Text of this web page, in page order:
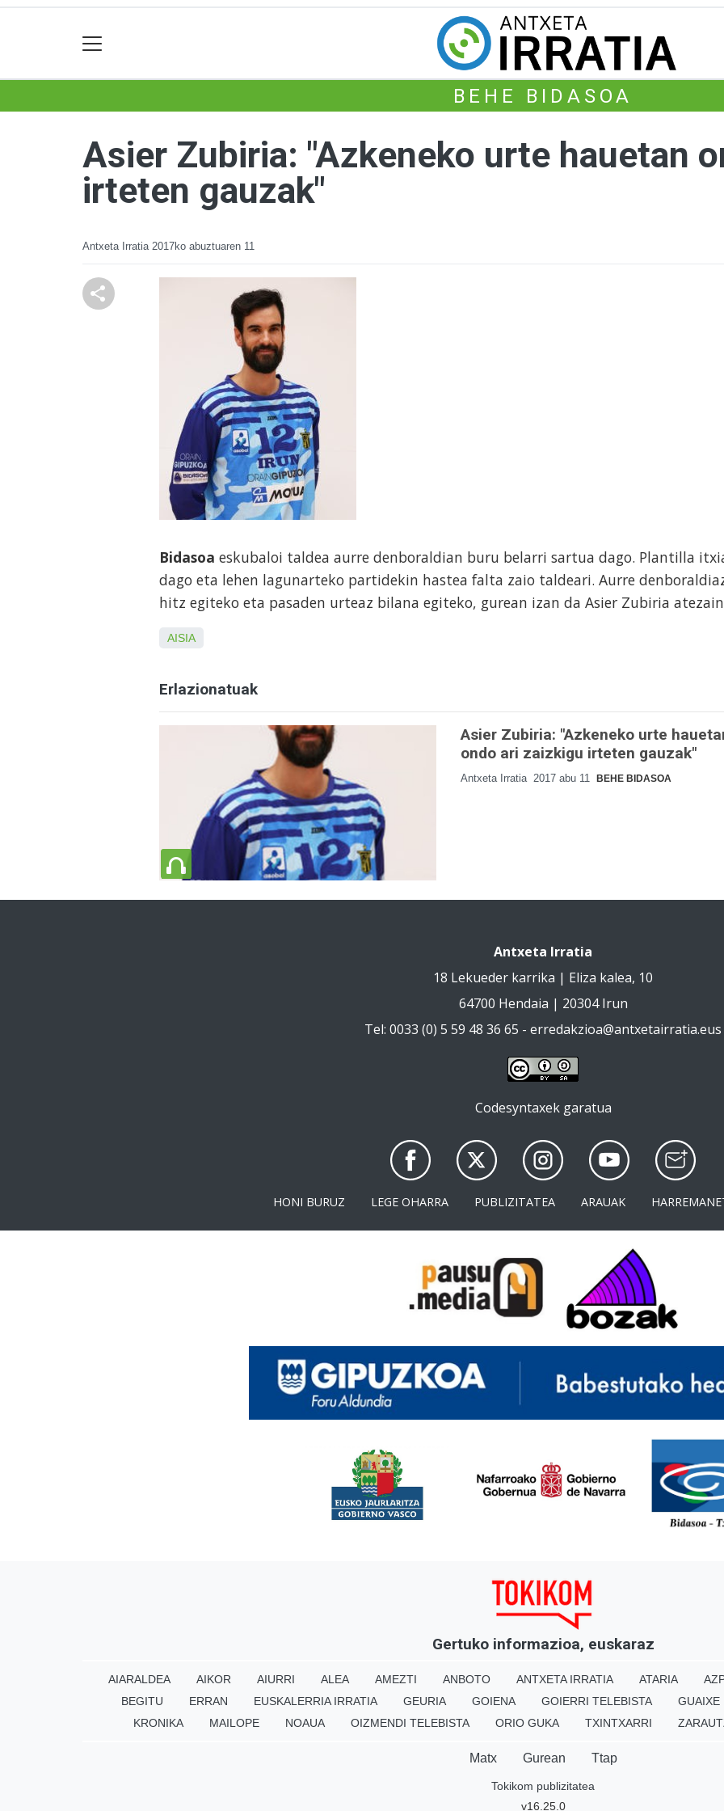
BEHE BIDASOA
Asier Zubiria: "Azkeneko urte hauetan
irteten gauzak"
Antxeta Irratia 2017ko abuztuaren 11
Bidasoa eskubaloi taldea aurre denboraldian buru belarri sartua dago. Plantilla
dago eta lehen lagunarteko partidekin hastea falta zaio taldeari. Aurre
hitz egiteko eta pasaden urteaz bilana egiteko, gurean izan da Asier Zubiria
AISIA
Erlazionatuak
Asier Zubiria: "Azkeneko urte
ondo ari zaizkigu irteten gauzak"
Antxeta Irratia 2017 abu 11 BEHE BIDASOA
Antxeta Irratia
18 Lekueder karrika | Eliza kalea, 10
64700 Hendaia | 20304 Irun
Tel: 0033 (0) 5 59 48 36 65 - erredakzioa@antxetairratia.eus
Codesyntaxek garatua
HONI BURUZ LEGE OHARRA PUBLIZITATEA ARAUAK
Gertuko informazioa, euskaraz
AIARALDEA AIKOR AIURRI ALEA AMEZTI ANBOTO ANTXETA IRRATIA ATARIA
BEGITU
ERRAN EUSKALERRIA IRRATIA GEURIA GOIENA GOIERRI TELEBISTA
GUAIXE
KRONIKA
MAILOPE NOAUA OIZMENDI TELEBISTA ORIO GUKA TXINTXARRI
Matx Gurean Ttap
Tokikom publizitatea
v16.25.0